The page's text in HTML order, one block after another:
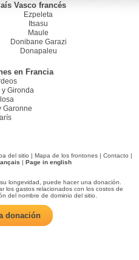
Vasco francés
Ezpeleta
Itsasu
Maule
Donibane Garazi
Donapaleu
en Francia
y Gironda
Garonne
del sitio | Mapa de los frontones | Contacto |
| Page in english
longevidad, puede hacer una donación.
los gastos relacionados con los costos de
del nombre de dominio del sitio.
donación